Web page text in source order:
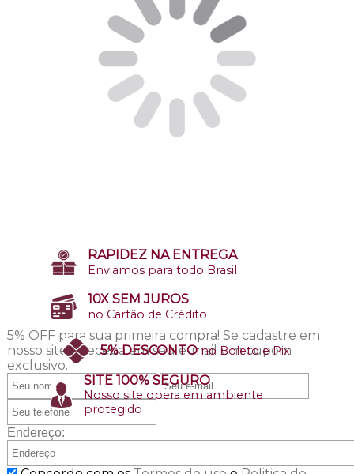
RAPIDEZ NA ENTREGA
Enviamos para todo Brasil
10X SEM JUROS
no Cartão de Crédito
5% DESCONTO no Boleto e Pix
SITE 100% SEGURO
Nosso site opera em ambiente
protegido
5% OFF para sua primeira compra! Se cadastre em
nosso site e receba em seu e-mail um cupom
exclusivo.
Endereço: